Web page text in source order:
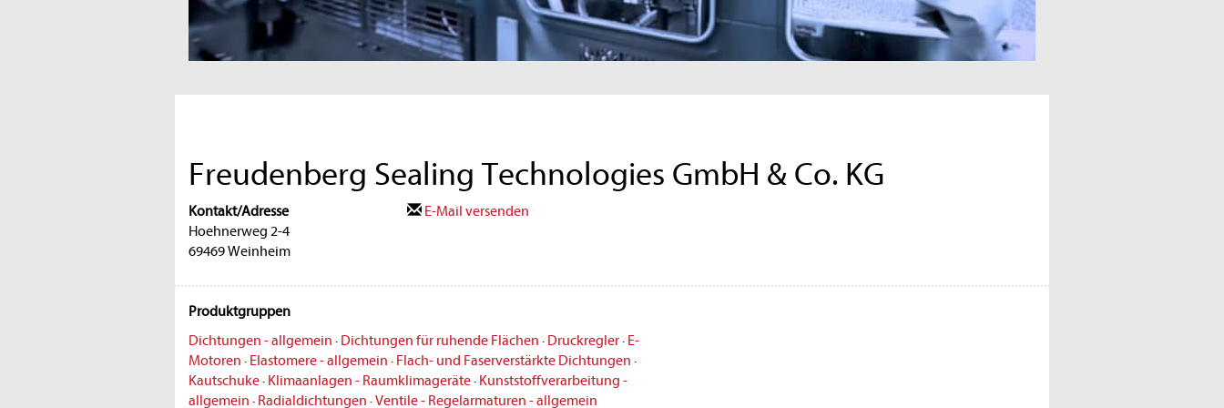
Freudenberg Sealing Technologies GmbH & Co. KG
Kontakt/Adresse
Hoehnerweg 2-4
69469 Weinheim
E-Mail versenden
Produktgruppen
Dichtungen - allgemein · Dichtungen für ruhende Flächen · Druckregler· E-
Motoren · Elastomere - allgemein · Flach- und Faserverstärkte Dichtungen ·
Kautschuke· Klimaanlagen - Raumklimageräte· Kunststoffverarbeitung -
allgemein · Radialdichtungen ·Ventile - Regelarmaturen - allgemein